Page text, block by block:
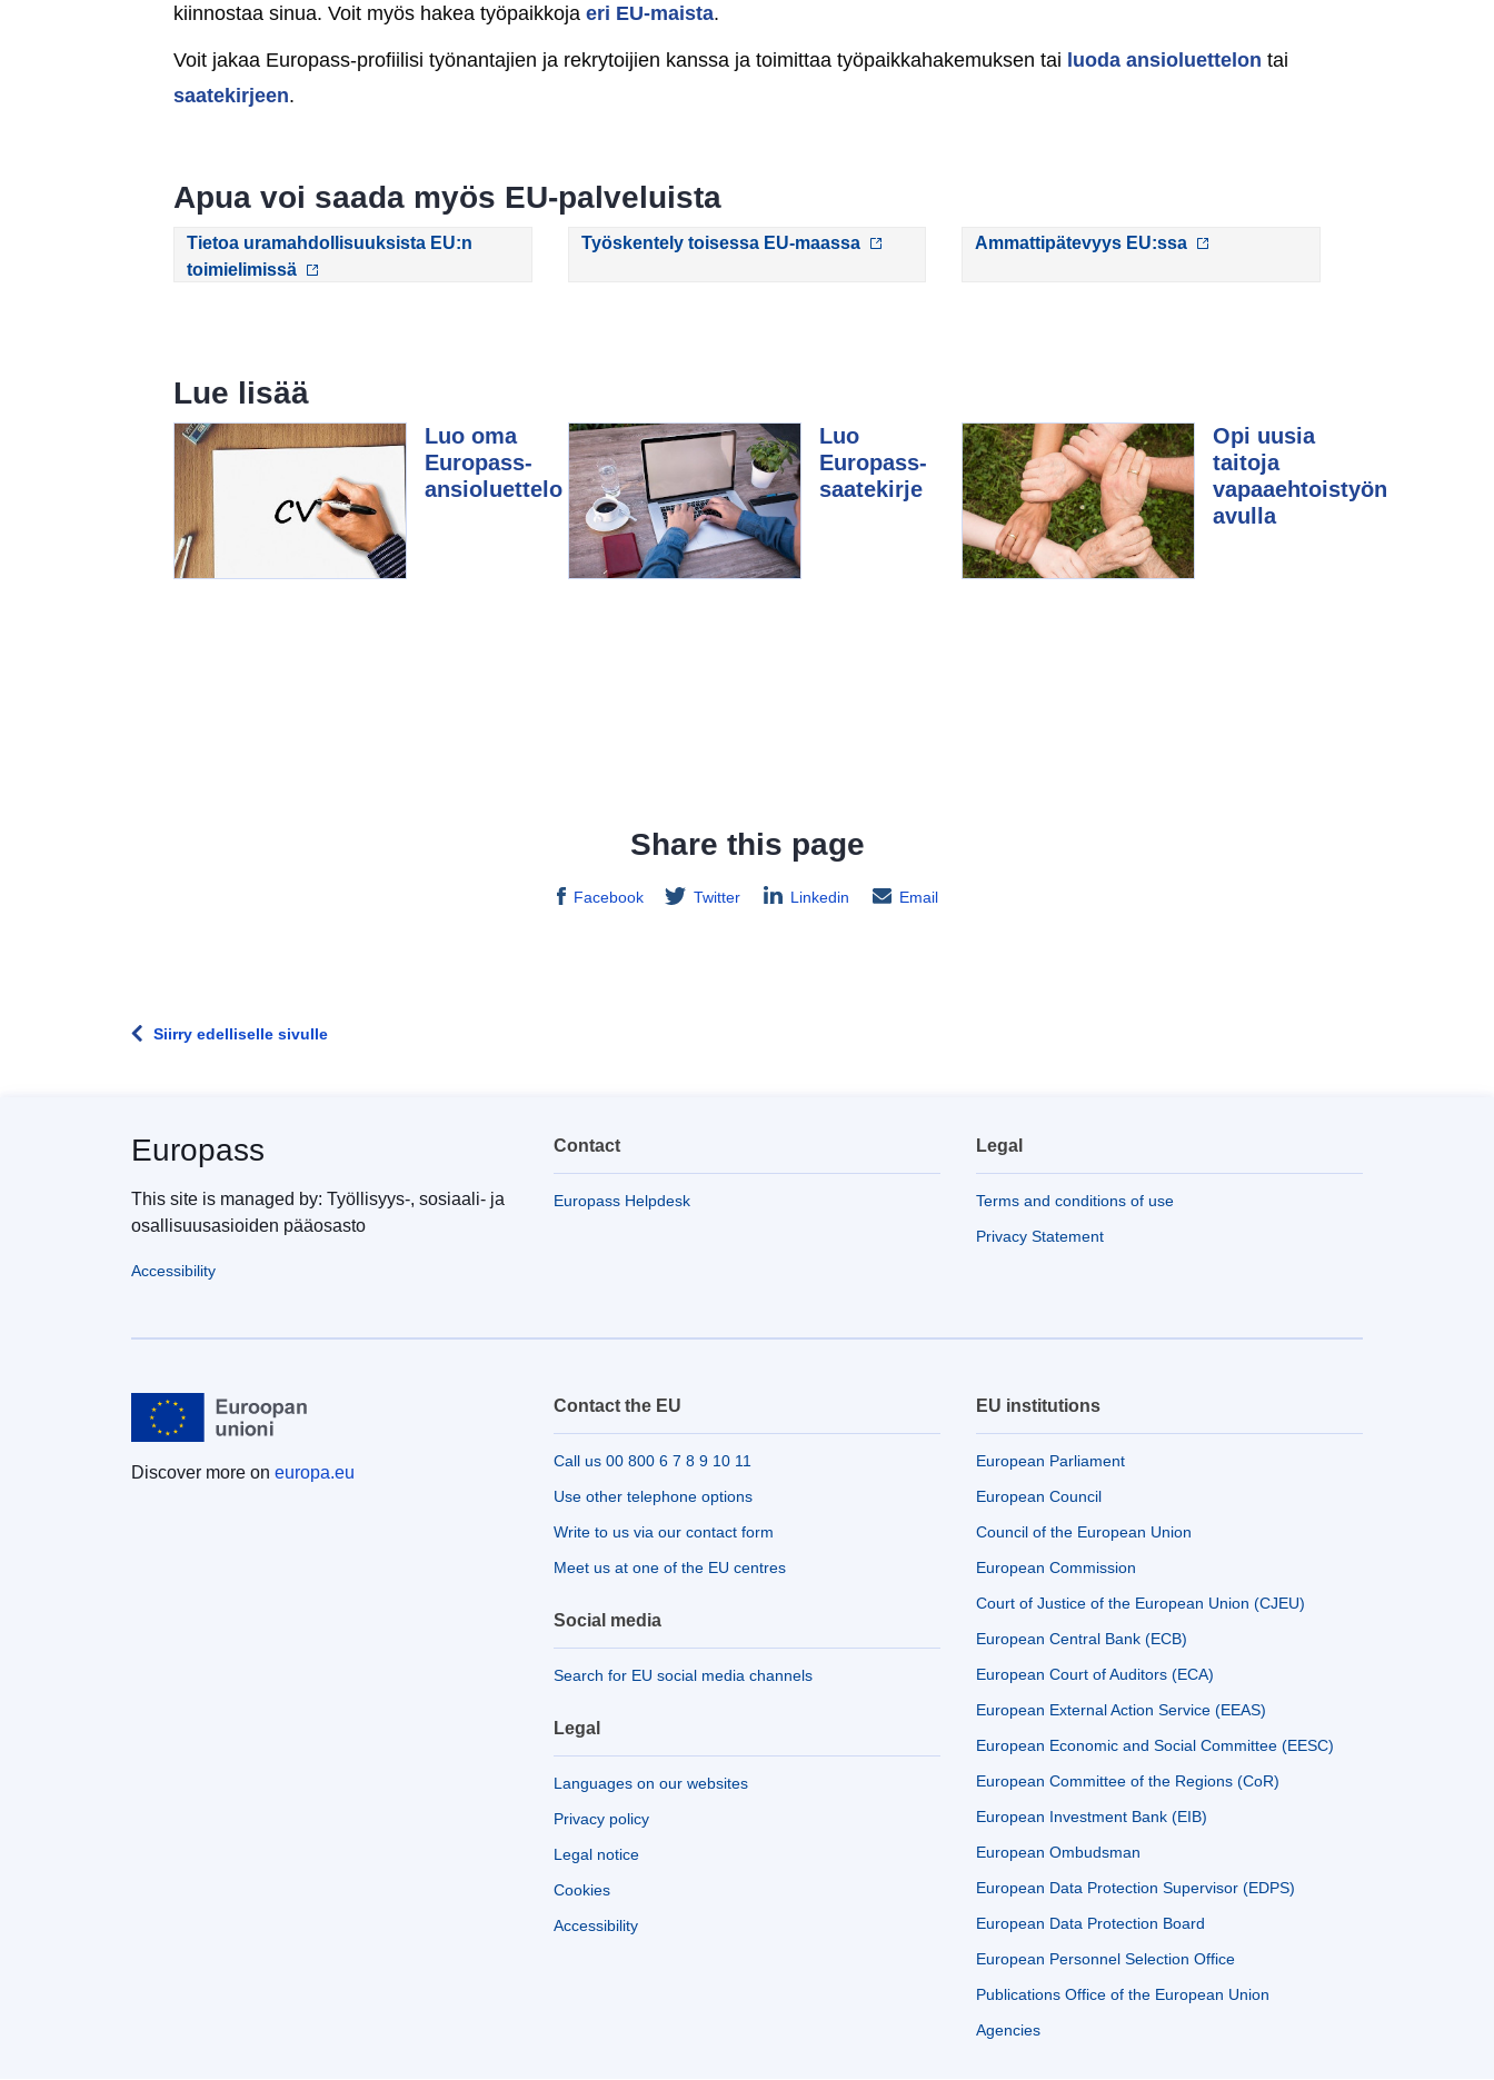
kiinnostaa sinua. Voit myös hakea työpaikkoja eri EU-maista.
Voit jakaa Europass-profiilisi työnantajien ja rekrytoijien kanssa ja toimittaa työpaikkahakemuksen tai luoda ansioluettelon tai
saatekirjeen.
Apua voi saada myös EU-palveluista
Tietoa uramahdollisuuksista EU:n
toimielimissä
Työskentely toisessa EU-maassa Ammattipätevyys EU:ssa
Lue lisää
Luo oma
Europass-
ansioluettelo
Luo
Europass-
saatekirje
Opi uusia
taitoja
vapaaehtoistyön
avulla
Share this page
Facebook Twitter Linkedin Email
Siirry edelliselle sivulle
Europass
This site is managed by: Työllisyys-, sosiaali- ja
osallisuusasioiden pääosasto
Accessibility
Contact
Europass Helpdesk
Legal
Terms and conditions of use
Privacy Statement
Discover more on europa.eu
Contact the EU
Call us 00 800 6 7 8 9 10 11
Use other telephone options
Write to us via our contact form
Meet us at one of the EU centres
Social media
Search for EU social media channels
Legal
Languages on our websites
Privacy policy
Legal notice
Cookies
Accessibility
EU institutions
European Parliament
European Council
Council of the European Union
European Commission
Court of Justice of the European Union (CJEU)
European Central Bank (ECB)
European Court of Auditors (ECA)
European External Action Service (EEAS)
European Economic and Social Committee (EESC)
European Committee of the Regions (CoR)
European Investment Bank (EIB)
European Ombudsman
European Data Protection Supervisor (EDPS)
European Data Protection Board
European Personnel Selection Office
Publications Office of the European Union
Agencies